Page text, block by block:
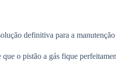
definitiva para a
que o pistão a gás fique